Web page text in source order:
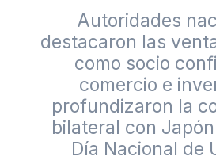
Autoridades
destacaron las
como socio
comercio e
profundizaron la
bilateral con
Día Nacional de